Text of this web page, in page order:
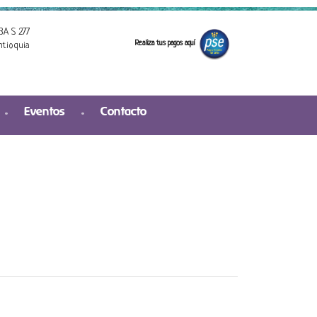
S 277
Realiza tus pagos aquí
Eventos Contacto